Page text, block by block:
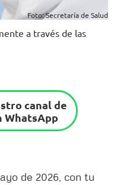
Foto: Secretaría de Salud
a través de las
canal de
WhatsApp
de 2026, con tu